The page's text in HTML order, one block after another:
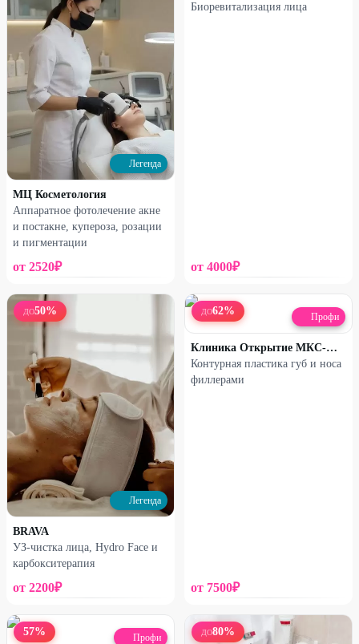
Легенда
МЦ Косметология
Аппаратное фотолечение акне
и постакне, купероза, розации
и пигментации
от 2520₽
Биоревитализация лица
от 4000₽
ДО50%
Легенда
BRAVA
УЗ-чистка лица, Hydro Face и
карбокситерапия
от 2200₽
ДО62% Профи
Клиника Открытие МКС-МЕД
Контурная пластика губ и носа
филлерами
от 7500₽
57% Профи ДО80%